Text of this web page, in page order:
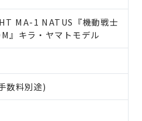
MA-1 NATUS『機動戦士
』キラ・ヤマトモデル
数料別途)